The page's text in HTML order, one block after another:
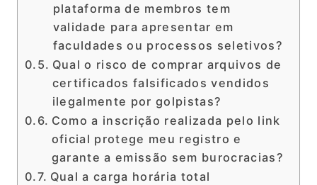
plataforma de membros tem
validade para apresentar em
faculdades ou processos seletivos?
Qual o risco de comprar arquivos de
certificados falsificados vendidos
ilegalmente por golpistas?
Como a inscrição realizada pelo link
oficial protege meu registro e
garante a emissão sem burocracias?
Qual a carga horária total